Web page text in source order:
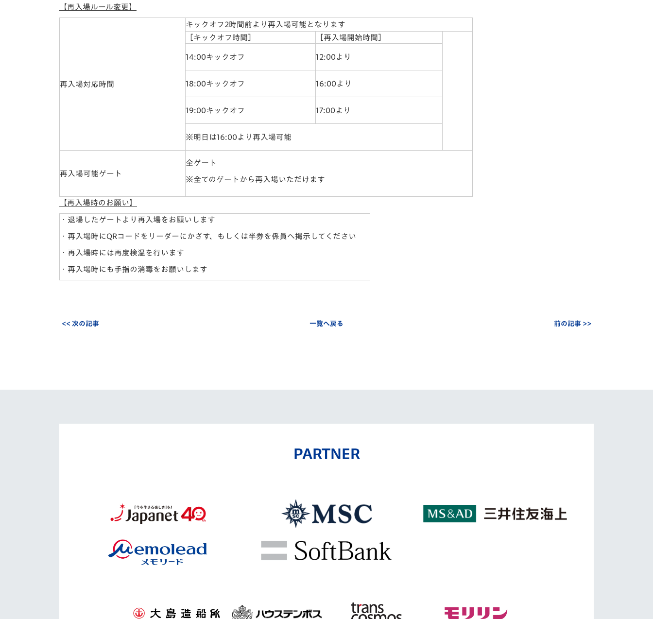
応援メディア
【再入場ルール変更】
再入場対応時間
キックオフ2時間前より再入場可能となります
［キックオフ時間］
［再入場開始時間］
14:00キックオフ 12:00より
18:00キックオフ 16:00より
19:00キックオフ 17:00より
※明日は16:00より再入場可能
再入場可能ゲート
全ゲート
※全てのゲートから再入場いただけます
【再入場時のお願い】
・退場したゲートより再入場をお願いします
・再入場時にQRコードをリーダーにかざす、もしくは半券を係員へ掲示してください
・再入場時には再度検温を行います
・再入場時にも手指の消毒をお願いします
<< 次の記事 一覧へ戻る 前の記事 >>
PARTNER